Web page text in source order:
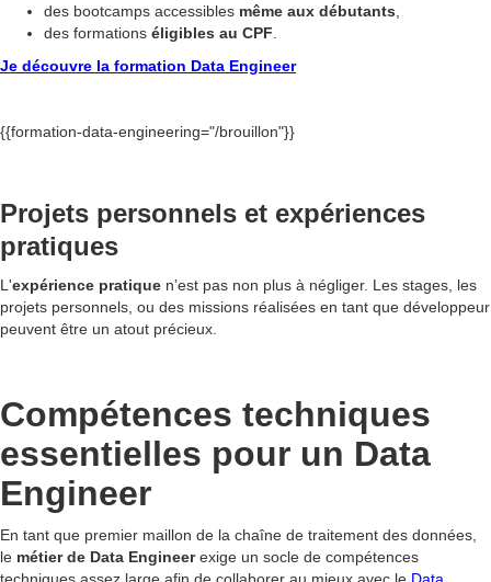
des bootcamps accessibles même aux débutants
des formations éligibles au CPF
Je découvre la formation Data Engineer
{{formation-data-engineering="/brouillon"}}
Projets personnels et expériences
pratiques
L'expérience pratique n’est pas non plus à négliger. Les stages, les
projets personnels, ou des missions réalisées en tant que développeur
peuvent être un atout précieux.
Compétences techniques
essentielles pour un Data
Engineer
En tant que premier maillon de la chaîne de traitement des données,
le métier de Data Engineerexige un socle de compétences